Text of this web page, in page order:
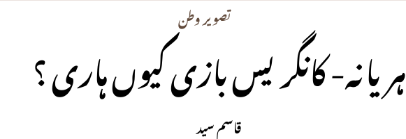
تصویر وطن
ہریانہ- کانگریس بازی کیوں ہاری ؟
قاسم سید